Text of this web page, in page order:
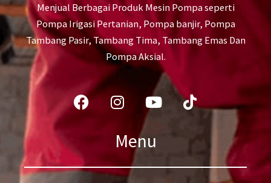
Menjual Berbagai Produk Mesin Pompa seperti
Pompa Irigasi Pertanian, Pompa banjir, Pompa
Tambang Pasir, Tambang Tima, Tambang Emas Dan
Pompa Aksial.
FacebookInstagram
YoutubeTiktok
Menu